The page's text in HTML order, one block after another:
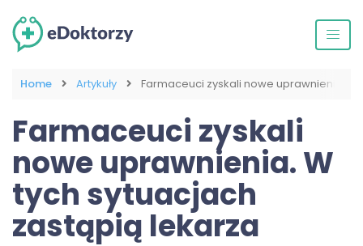
Home Artykuły Farmaceuci zyskali nowe uprawnienia.
Farmaceuci zyskali
nowe uprawnienia. W
tych sytuacjach
zastąpią lekarza